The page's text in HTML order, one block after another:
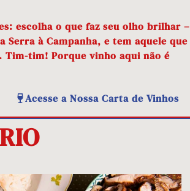
escolha o que faz seu olho brilhar –
à Campanha, e tem aquele que
tim! Porque vinho aqui não é
Acesse a Nossa Carta de Vinhos